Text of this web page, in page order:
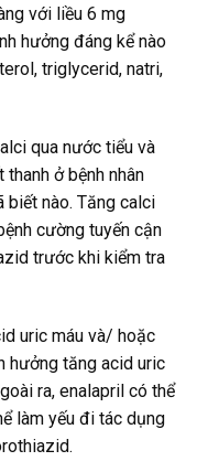
với liều 6 mg
hưởng đáng kể nào
triglycerid, natri,
qua nước tiểu và
ở bệnh nhân
biết nào. Tăng calci
cường tuyến cận
trước khi kiểm tra
uric máu và/ hoặc
hưởng tăng acid uric
ra, enalapril có thể
làm yếu đi tác dụng